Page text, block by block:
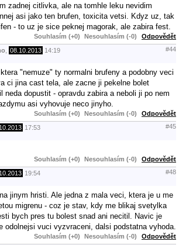
zadnej citlivka, ale na tomhle leku nevidim
asi jako ten brufen, toxicita vetsi. Kdyz uz, tak
- to uz je sice peknej magorak, ale zabira fest.
Souhlasím (+0) Nesouhlasím (-0) Odpovědět
08.10.2013 14:19 #44
"nemuze" ty normalni brufeny a podobny veci
ci jina cast tela, ale zacne ji pekelne bolet
neda dopustit - opravdu zabira a neboli ji po nem
asi vyhovuje neco jinyho.
Souhlasím (+0) Nesouhlasím (-0) Odpovědět
17:53 #45
Souhlasím (+0) Nesouhlasím (-0) Odpovědět
19:54 #48
jinym hristi. Ale jedna z mala veci, ktera je u me
migrenu - coz je stav, kdy me blikaj svetylka
bych pres tu bolest snad ani necitil. Navic je
odolnejsi vuci vyzvraceni, dalsi podstatna vyhoda.
Souhlasím (+0) Nesouhlasím (-0) Odpovědět